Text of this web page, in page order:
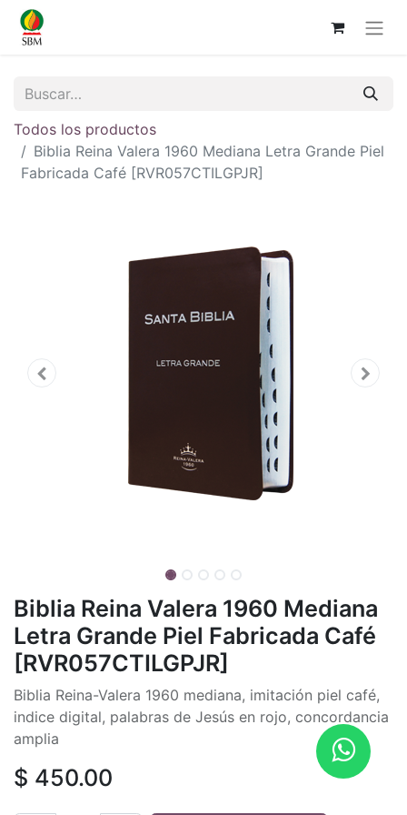
Todos los productos
Biblia Reina Valera 1960 Mediana Letra Grande Piel
Fabricada Café [RVR057CTILGPJR]
Biblia Reina Valera 1960 Mediana
Letra Grande Piel Fabricada Café
[RVR057CTILGPJR]
Biblia Reina-Valera 1960 mediana, imitación piel café,
indice digital, palabras de Jesús en rojo, concordancia
amplia
$ 450.00